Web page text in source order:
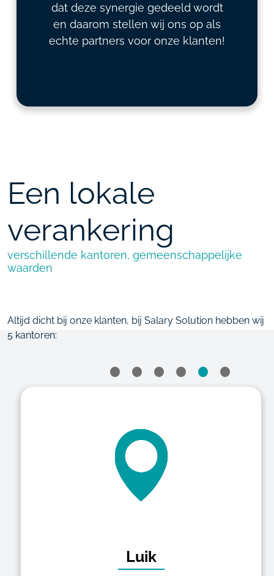
dat deze synergie gedeeld wordt
en daarom stellen wij ons op als
echte partners voor onze klanten!
Een lokale
verankering
verschillende kantoren, gemeenschappelijke
waarden
Altijd dicht bij onze klanten, bij Salary Solution hebben wij
5 kantoren:
Luik